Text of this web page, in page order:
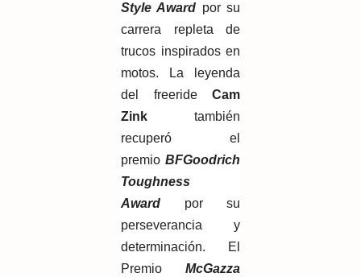
Style Award por su
carrera repleta de
trucos inspirados en
motos. La leyenda
del freeride Cam
Zink también
recuperó el
premio BFGoodrich
Toughness
Award por su
perseverancia y
determinación. El
Premio McGazza